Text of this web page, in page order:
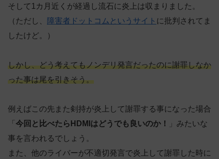
そして1カ月近くが経過し流石に炎上は収まりました。
（ただし、
障害者ドットコムというサイト に批判されてま
したけど。）
しかし、どう考えてもノンデリ発言だったのに謝罪しなか
った事は尾を引きそう。
例えばこの先また剣持が炎上して謝罪する事になった場合
「 今回と比べたらHDMIはどうでも良いのか！
」みたいな
事を言われるでしょう。
また、他のライバーが不適切発言で炎上して謝罪した時に